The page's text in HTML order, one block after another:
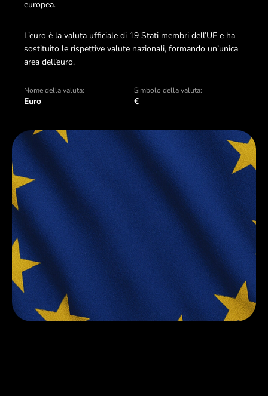
europea.
L’euro è la valuta ufficiale di 19 Stati membri dell’UE e ha
sostituito le rispettive valute nazionali, formando un’unica
area dell’euro.
Nome della valuta:
Euro
Simbolo della valuta:
€